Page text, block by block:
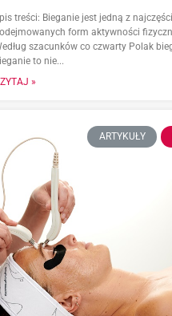
treści: Bieganie jest jedną z
form aktywności
szacunków co czwarty Polak
to nie...
»
ARTYKUŁY